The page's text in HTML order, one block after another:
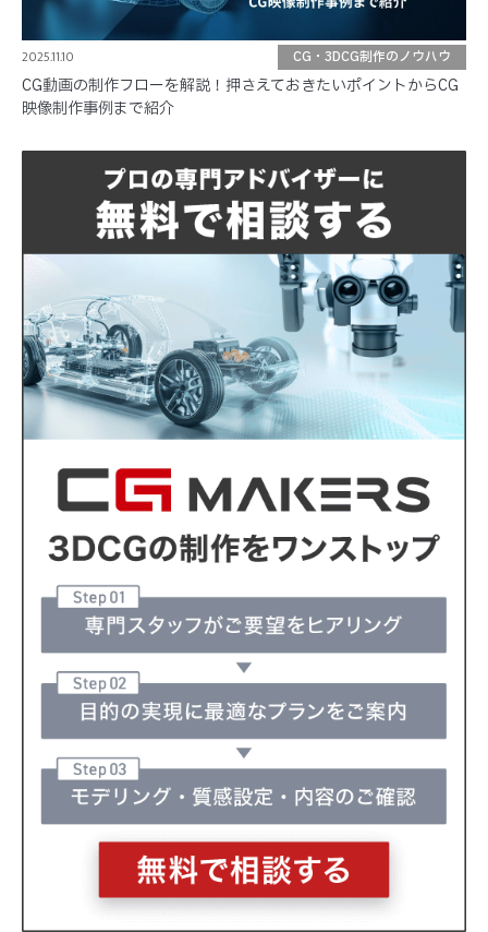
2025.11.10 CG・3DCG制作のノウハウ
CG動画の制作フローを解説！押さえておきたいポイントからCG
映像制作事例まで紹介